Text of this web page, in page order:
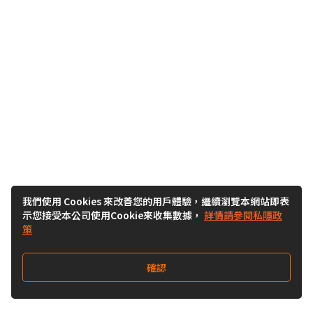
我們使用 Cookies 來改善您的用戶體驗，繼續瀏覽本網站即表
示您接受本公司使用Cookie來收集數據， 詳情請參閱私隱政
策
確認